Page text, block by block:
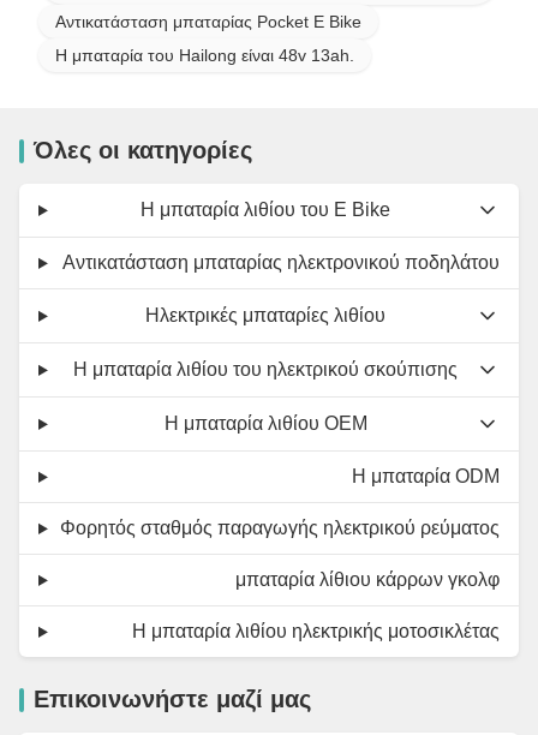
Αντικατάσταση μπαταρίας Pocket E Bike
Η μπαταρία του Hailong είναι 48v 13ah.
Όλες οι κατηγορίες
Η μπαταρία λιθίου του E Bike
Αντικατάσταση μπαταρίας ηλεκτρονικού ποδηλάτου
Ηλεκτρικές μπαταρίες λιθίου
Η μπαταρία λιθίου του ηλεκτρικού σκούπισης
Η μπαταρία λιθίου OEM
Η μπαταρία ODM
Φορητός σταθμός παραγωγής ηλεκτρικού ρεύματος
μπαταρία λίθιου κάρρων γκολφ
Η μπαταρία λιθίου ηλεκτρικής μοτοσικλέτας
Επικοινωνήστε μαζί μας